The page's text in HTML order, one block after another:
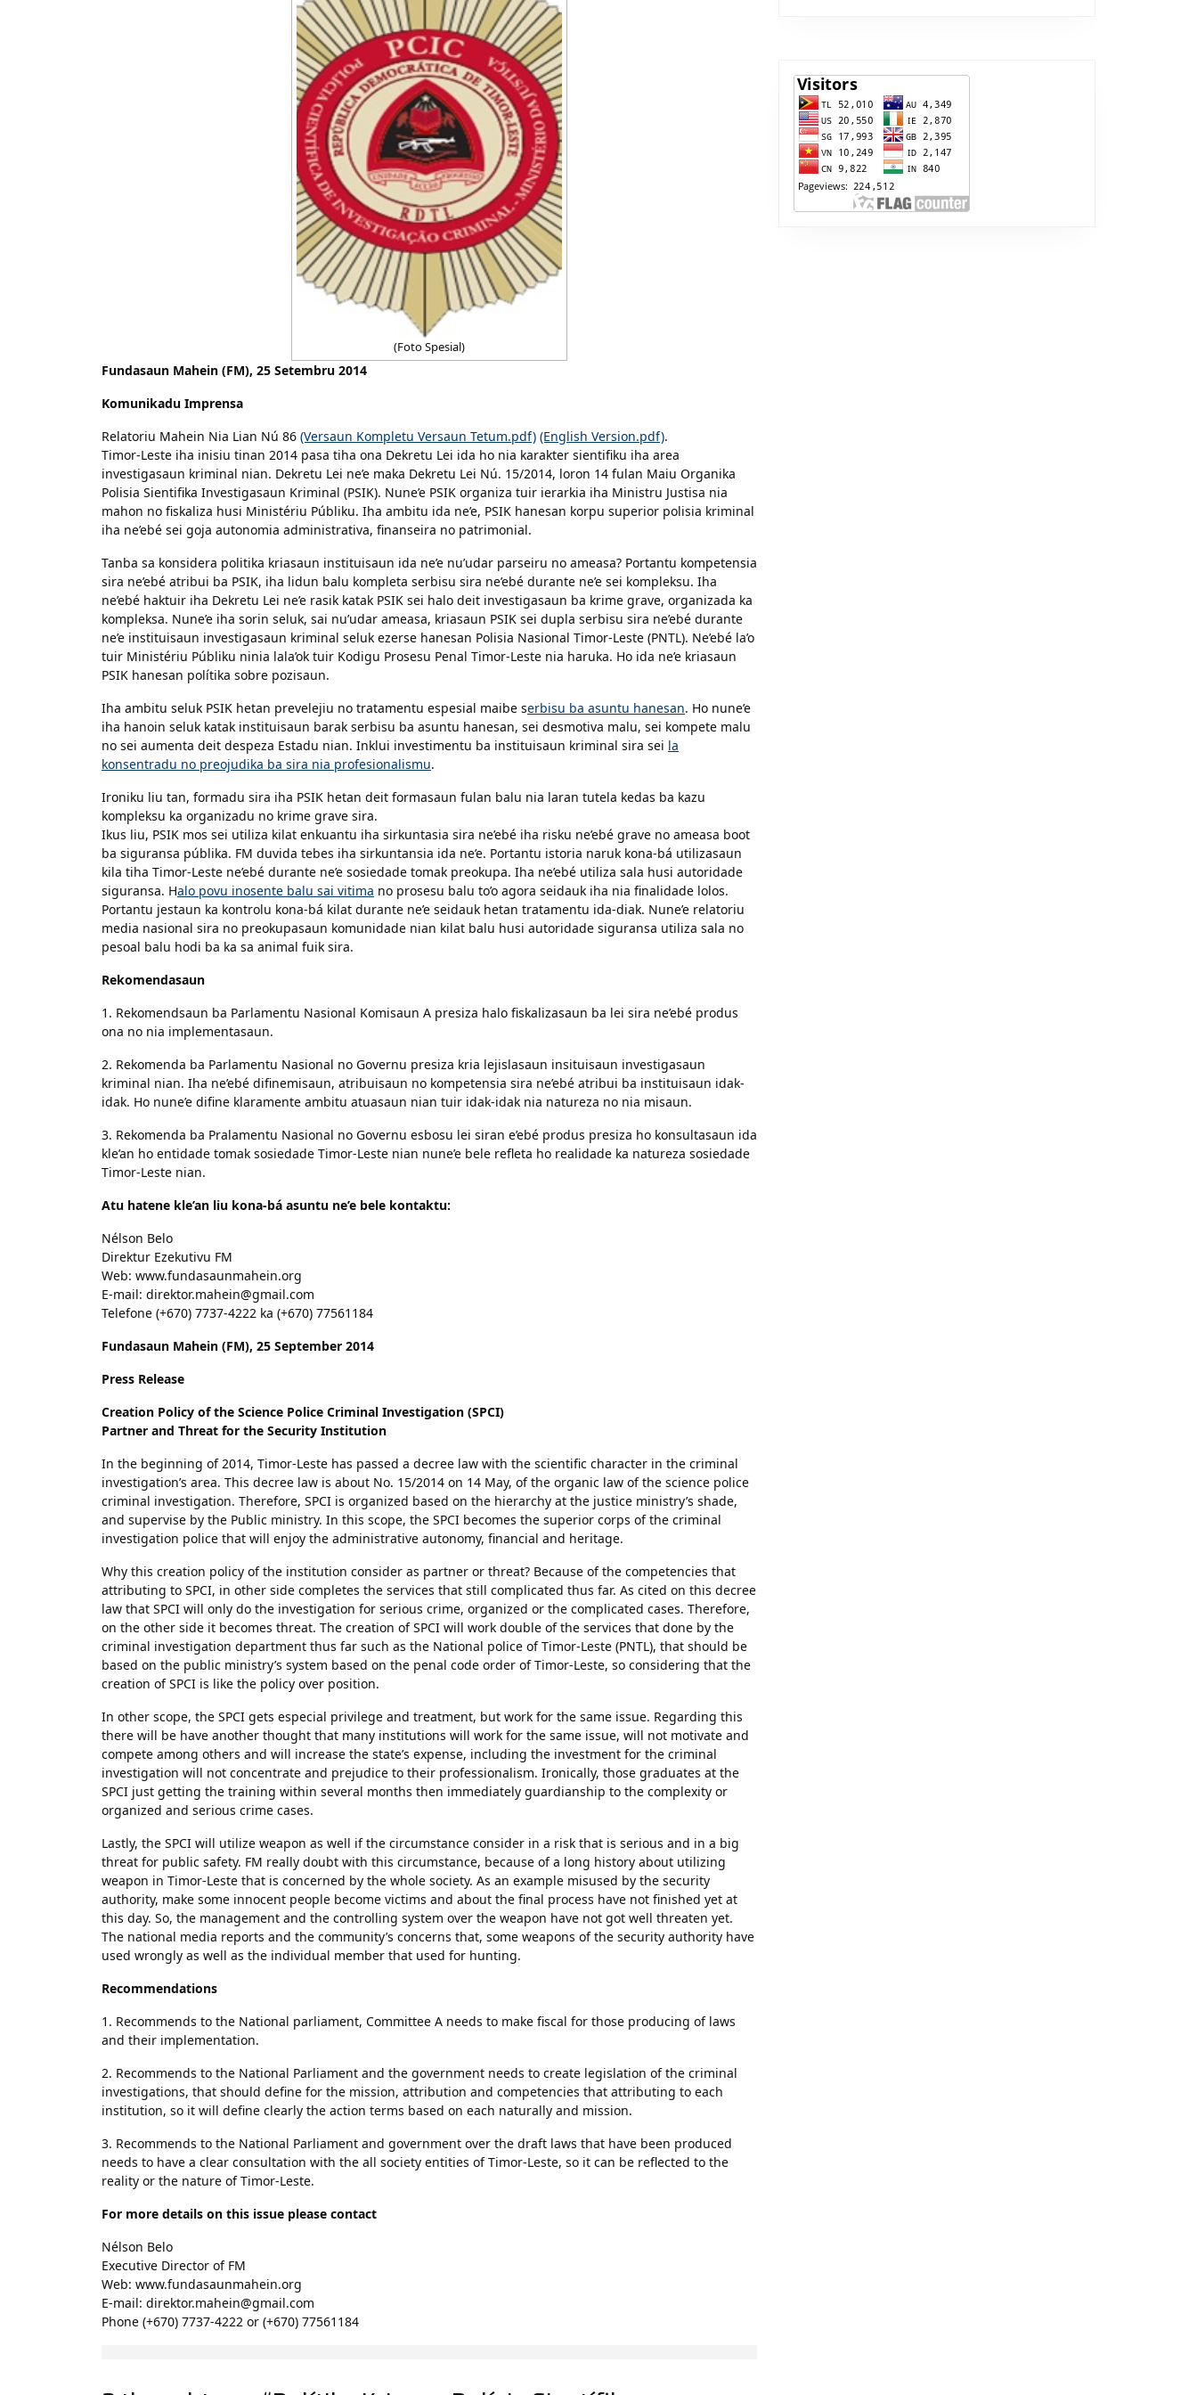
(Foto Spesial)
Fundasaun Mahein (FM), 25 Setembru 2014
Komunikadu Imprensa
Relatoriu Mahein Nia Lian Nú 86 (Versaun Kompletu Versaun Tetum.pdf) (English Version.pdf).
Timor-Leste iha inisiu tinan 2014 pasa tiha ona Dekretu Lei ida ho nia karakter sientifiku iha area
investigasaun kriminal nian. Dekretu Lei ne’e maka Dekretu Lei Nú. 15/2014, loron 14 fulan Maiu Organika
Polisia Sientifika Investigasaun Kriminal (PSIK). Nune’e PSIK organiza tuir ierarkia iha Ministru Justisa nia
mahon no fiskaliza husi Ministériu Públiku. Iha ambitu ida ne’e, PSIK hanesan korpu superior polisia kriminal
iha ne’ebé sei goja autonomia administrativa, finanseira no patrimonial.
Tanba sa konsidera politika kriasaun instituisaun ida ne’e nu’udar parseiru no ameasa? Portantu kompetensia
sira ne’ebé atribui ba PSIK, iha lidun balu kompleta serbisu sira ne’ebé durante ne’e sei kompleksu. Iha
ne’ebé haktuir iha Dekretu Lei ne’e rasik katak PSIK sei halo deit investigasaun ba krime grave, organizada ka
kompleksa. Nune’e iha sorin seluk, sai nu’udar ameasa, kriasaun PSIK sei dupla serbisu sira ne’ebé durante
ne’e instituisaun investigasaun kriminal seluk ezerse hanesan Polisia Nasional Timor-Leste (PNTL). Ne’ebé la’o
tuir Ministériu Públiku ninia lala’ok tuir Kodigu Prosesu Penal Timor-Leste nia haruka. Ho ida ne’e kriasaun
PSIK hanesan polítika sobre pozisaun.
Iha ambitu seluk PSIK hetan prevelejiu no tratamentu espesial maibe serbisu ba asuntu hanesan. Ho nune’e
iha hanoin seluk katak instituisaun barak serbisu ba asuntu hanesan, sei desmotiva malu, sei kompete malu
no sei aumenta deit despeza Estadu nian. Inklui investimentu ba instituisaun kriminal sira sei la
konsentradu no preojudika ba sira nia profesionalismu.
Ironiku liu tan, formadu sira iha PSIK hetan deit formasaun fulan balu nia laran tutela kedas ba kazu
kompleksu ka organizadu no krime grave sira.
Ikus liu, PSIK mos sei utiliza kilat enkuantu iha sirkuntasia sira ne’ebé iha risku ne’ebé grave no ameasa boot
ba siguransa públika. FM duvida tebes iha sirkuntansia ida ne’e. Portantu istoria naruk kona-bá utilizasaun
kila tiha Timor-Leste ne’ebé durante ne’e sosiedade tomak preokupa. Iha ne’ebé utiliza sala husi autoridade
siguransa. Halo povu inosente balu sai vitima no prosesu balu to’o agora seidauk iha nia finalidade lolos.
Portantu jestaun ka kontrolu kona-bá kilat durante ne’e seidauk hetan tratamentu ida-diak. Nune’e relatoriu
media nasional sira no preokupasaun komunidade nian kilat balu husi autoridade siguransa utiliza sala no
pesoal balu hodi ba ka sa animal fuik sira.
Rekomendasaun
1. Rekomendsaun ba Parlamentu Nasional Komisaun A presiza halo fiskalizasaun ba lei sira ne’ebé produs
ona no nia implementasaun.
2. Rekomenda ba Parlamentu Nasional no Governu presiza kria lejislasaun insituisaun investigasaun
kriminal nian. Iha ne’ebé difinemisaun, atribuisaun no kompetensia sira ne’ebé atribui ba instituisaun idak-
idak. Ho nune’e difine klaramente ambitu atuasaun nian tuir idak-idak nia natureza no nia misaun.
3. Rekomenda ba Pralamentu Nasional no Governu esbosu lei siran e’ebé produs presiza ho konsultasaun ida
kle’an ho entidade tomak sosiedade Timor-Leste nian nune’e bele refleta ho realidade ka natureza sosiedade
Timor-Leste nian.
Atu hatene kle’an liu kona-bá asuntu ne’e bele kontaktu:
Nélson Belo
Direktur Ezekutivu FM
Web: www.fundasaunmahein.org
E-mail: direktor.mahein@gmail.com
Telefone (+670) 7737-4222 ka (+670) 77561184
Fundasaun Mahein (FM), 25 September 2014
Press Release
Creation Policy of the Science Police Criminal Investigation (SPCI)
Partner and Threat for the Security Institution
In the beginning of 2014, Timor-Leste has passed a decree law with the scientific character in the criminal
investigation’s area. This decree law is about No. 15/2014 on 14 May, of the organic law of the science police
criminal investigation. Therefore, SPCI is organized based on the hierarchy at the justice ministry’s shade,
and supervise by the Public ministry. In this scope, the SPCI becomes the superior corps of the criminal
investigation police that will enjoy the administrative autonomy, financial and heritage.
Why this creation policy of the institution consider as partner or threat? Because of the competencies that
attributing to SPCI, in other side completes the services that still complicated thus far. As cited on this decree
law that SPCI will only do the investigation for serious crime, organized or the complicated cases. Therefore,
on the other side it becomes threat. The creation of SPCI will work double of the services that done by the
criminal investigation department thus far such as the National police of Timor-Leste (PNTL), that should be
based on the public ministry’s system based on the penal code order of Timor-Leste, so considering that the
creation of SPCI is like the policy over position.
In other scope, the SPCI gets especial privilege and treatment, but work for the same issue. Regarding this
there will be have another thought that many institutions will work for the same issue, will not motivate and
compete among others and will increase the state’s expense, including the investment for the criminal
investigation will not concentrate and prejudice to their professionalism. Ironically, those graduates at the
SPCI just getting the training within several months then immediately guardianship to the complexity or
organized and serious crime cases.
Lastly, the SPCI will utilize weapon as well if the circumstance consider in a risk that is serious and in a big
threat for public safety. FM really doubt with this circumstance, because of a long history about utilizing
weapon in Timor-Leste that is concerned by the whole society. As an example misused by the security
authority, make some innocent people become victims and about the final process have not finished yet at
this day. So, the management and the controlling system over the weapon have not got well threaten yet.
The national media reports and the community’s concerns that, some weapons of the security authority have
used wrongly as well as the individual member that used for hunting.
Recommendations
1. Recommends to the National parliament, Committee A needs to make fiscal for those producing of laws
and their implementation.
2. Recommends to the National Parliament and the government needs to create legislation of the criminal
investigations, that should define for the mission, attribution and competencies that attributing to each
institution, so it will define clearly the action terms based on each naturally and mission.
3. Recommends to the National Parliament and government over the draft laws that have been produced
needs to have a clear consultation with the all society entities of Timor-Leste, so it can be reflected to the
reality or the nature of Timor-Leste.
For more details on this issue please contact
Nélson Belo
Executive Director of FM
Web: www.fundasaunmahein.org
E-mail: direktor.mahein@gmail.com
Phone (+670) 7737-4222 or (+670) 77561184